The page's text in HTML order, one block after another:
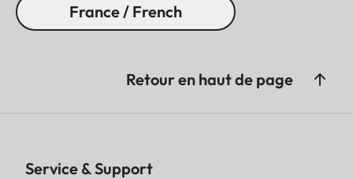
France / French
Retour en haut de page
Service & Support